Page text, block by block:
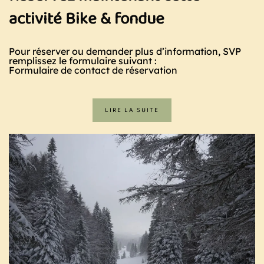
activité Bike & fondue
Pour réserver ou demander plus d’information, SVP
remplissez le formulaire suivant :
Formulaire de contact de réservation
LIRE LA SUITE